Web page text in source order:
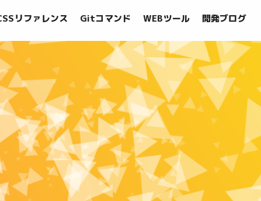
リファレンス Gitコマンド WEBツール 開発ブログ